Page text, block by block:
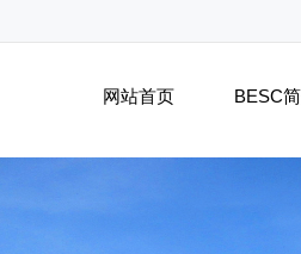
网站首页 BESC